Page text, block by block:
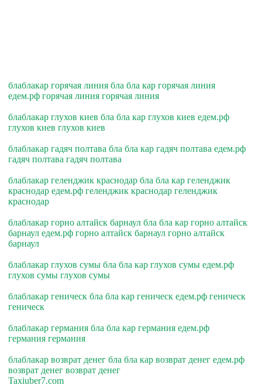
блаблакар горячая линия бла бла кар горячая линия
едем.рф горячая линия горячая линия
блаблакар глухов киев бла бла кар глухов киев едем.рф
глухов киев глухов киев
блаблакар гадяч полтава бла бла кар гадяч полтава едем.рф
гадяч полтава гадяч полтава
блаблакар геленджик краснодар бла бла кар геленджик
краснодар едем.рф геленджик краснодар геленджик
краснодар
блаблакар горно алтайск барнаул бла бла кар горно алтайск
барнаул едем.рф горно алтайск барнаул горно алтайск
барнаул
блаблакар глухов сумы бла бла кар глухов сумы едем.рф
глухов сумы глухов сумы
блаблакар геническ бла бла кар геническ едем.рф геническ
геническ
блаблакар германия бла бла кар германия едем.рф
германия германия
блаблакар возврат денег бла бла кар возврат денег едем.рф
возврат денег возврат денег
Taxiuber7.com